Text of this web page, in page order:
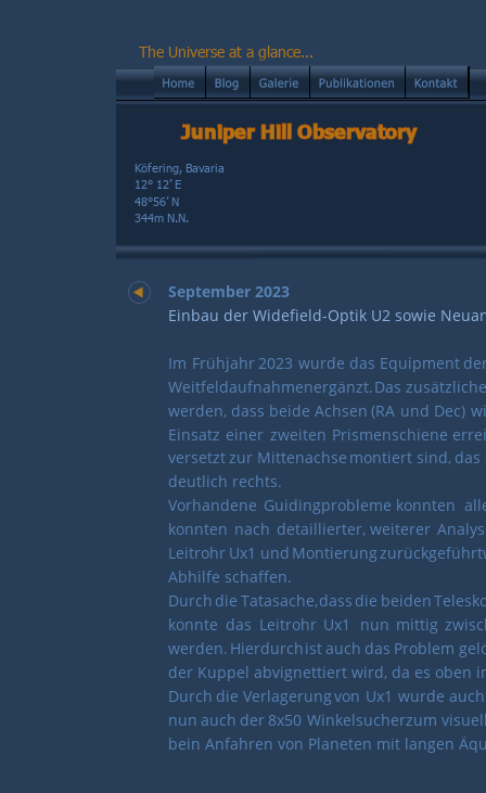
The Universe at a glance...
Juniper Hill Observatory
Köfering, Bavaria
12° 12’ E
48°56’ N
344m N.N.
September 2023
Einbau der Widefield-Optik U2 sowie
Im Frühjahr 2023 wurde das Equipment
Weitfeldaufnahmenergänzt.Das
werden, dass beide Achsen (RA und Dec)
Einsatz einer zweiten Prismenschiene
versetztzur Mittenachse montiert sind, das
deutlich rechts.
Vorhandene Guidingprobleme konnten
konnten nach detaillierter, weiterer
Leitrohr Ux1 und Montierungzurückgeführt
Abhilfe schaffen.
Durch die Tatasache,dass die beiden
konnte das Leitrohr Ux1 nun mittig
werden. Hierdurchistauch das Problem
der Kuppel abvignettiert wird, da es oben
Durch die Verlagerungvon Ux1 wurde auch
nun auch der 8x50 Winkelsucherzum
bein Anfahren von Planeten mit langen